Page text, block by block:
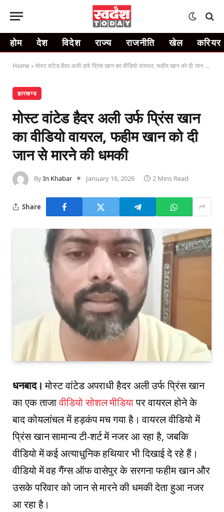
होम देश विदेश राज्य राजनीति खेल करियर
Home »मोस्ट वांटेड हैदर अली उर्फ प्रिंस खान का वीडियो वायरल, फहीम खान को दी जान से मारने की धमकी
झारखण्ड
मोस्ट वांटेड हैदर अली उर्फ प्रिंस खान
का वीडियो वायरल, फहीम खान को दी
जान से मारने की धमकी
ByIn Khabar January 16, 2026 2 Mins Read
Share
धनबाद। मोस्ट वांटेड अपराधी हैदर अली उर्फ प्रिंस खान
का एक ताजावीडियो सोशल मीडियापर वायरल होने के
बाद कोयलांचल में हड़कंप मच गया है। वायरल वीडियो में
प्रिंस खान सामान्य टी-शर्ट में नजर आ रहा है, जबकि
वीडियो में कई अत्याधुनिक हथियार भी दिखाई दे रहे हैं।
वीडियो में वह गैंग्स ऑफ वासेपुर के सरगना फहीम खान और
उसके परिवार को जान से मारने की धमकी देता हुआ नजर
आ रहा है।